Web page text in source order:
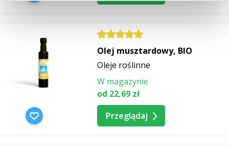
Olej musztardowy, BIO
Oleje roślinne
W magazynie
od 22,69 zł
Przeglądaj